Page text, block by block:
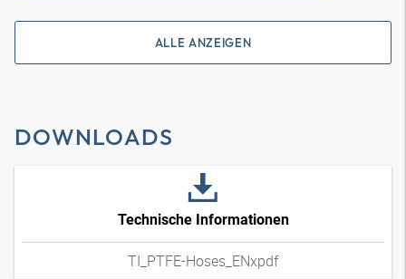
ALLE ANZEIGEN
DOWNLOADS
Technische Informationen
TI_PTFE-Hoses_ENxpdf